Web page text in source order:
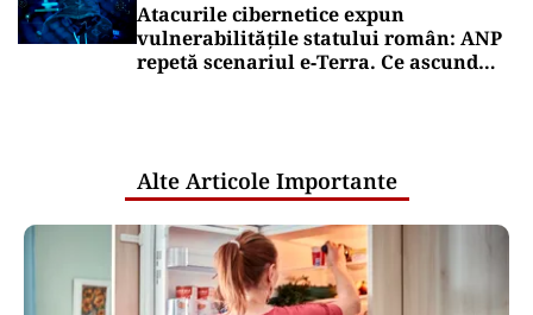
Atacurile cibernetice expun
vulnerabilitățile statului român: ANP
repetă scenariul e‑Terra. Ce ascund
Alte Articole Importante